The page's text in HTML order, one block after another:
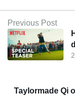
Previous Post
Taylormade Qi